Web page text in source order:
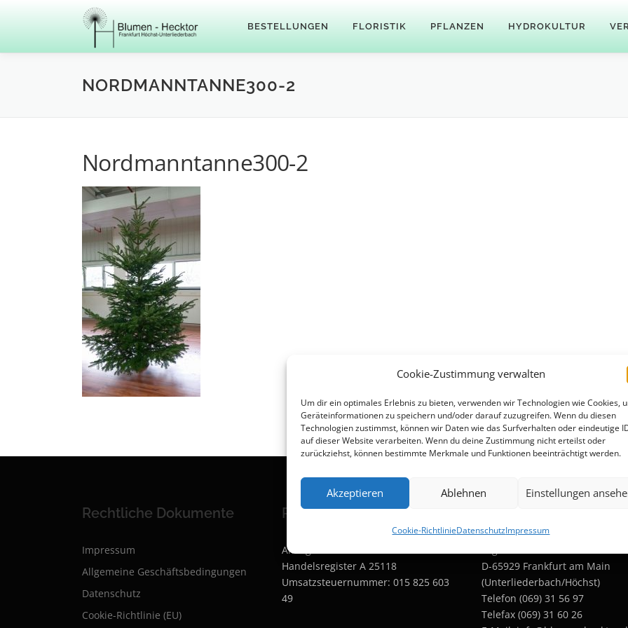
Cookie-Zustimmung verwalten
Um dir ein optimales Erlebnis zu bieten, verwenden wir Technologien wie Cookies,
Geräteinformationen zu speichern und/oder darauf zuzugreifen. Wenn du diesen
Technologien zustimmst, können wir Daten wie das Surfverhalten oder eindeutige
auf dieser Website verarbeiten. Wenn du deine Zustimmung nicht erteilst oder
zurückziehst, können bestimmte Merkmale und Funktionen beeinträchtigt werden.
Akzeptieren Ablehnen Einstellungen
Cookie-RichtlinieDatenschutzImpressum
BESTELLUNGEN FLORISTIK PFLANZEN HYDROKULTUR
NORDMANNTANNE300-2
Nordmanntanne300-2
Rechtliche Dokumente
Impressum
Allgemeine Geschäftsbedingungen
Datenschutz
Cookie-Richtlinie (EU)
Rechtliche Informationen
Amtsgericht Frankfurt
Handelsregister A 25118
Umsatzsteuernummer: 015 825 603
49
D-65929 Frankfurt am Main
(Unterliederbach/Höchst)
Telefon (069) 31 56 97
Telefax (069) 31 60 26